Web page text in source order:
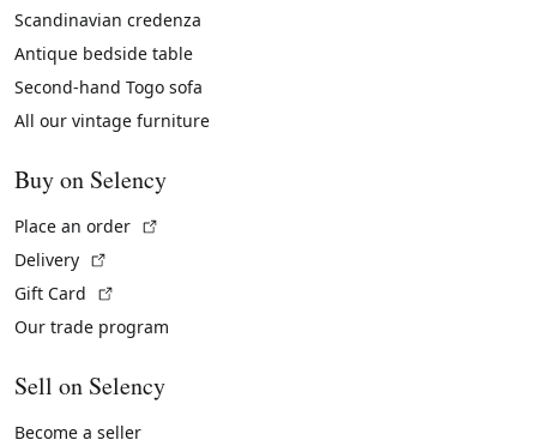
Scandinavian credenza
Antique bedside table
Second-hand Togo sofa
All our vintage furniture
Buy on Selency
Place an order
Delivery
Gift Card
Our trade program
Sell on Selency
Become a seller